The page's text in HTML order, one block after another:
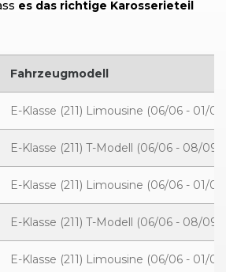
es das richtige Karosserieteil
Fahrzeugmodell
E-Klasse (211) Limousine (06/06 - 01/
E-Klasse (211) T-Modell (06/06 - 08/09)
E-Klasse (211) Limousine (06/06 - 01/
E-Klasse (211) T-Modell (06/06 - 08/09)
E-Klasse (211) Limousine (06/06 - 01/